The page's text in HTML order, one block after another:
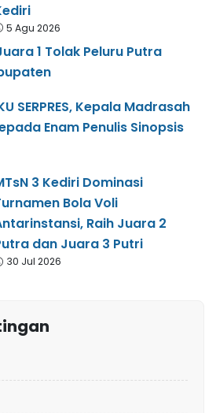
5 Agu 2026
1 Tolak Peluru Putra
SERPRES, Kepala Madrasah
Enam Penulis Sinopsis
3 Kediri Dominasi
Bola Voli
Raih Juara 2
dan Juara 3 Putri
30 Jul 2026